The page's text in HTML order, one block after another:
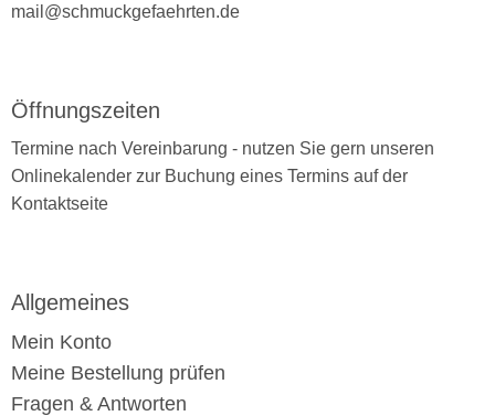
mail@schmuckgefaehrten.de
Öffnungszeiten
Termine nach Vereinbarung - nutzen Sie gern unseren
Onlinekalender zur Buchung eines Termins auf der
Kontaktseite
Allgemeines
Mein Konto
Meine Bestellung prüfen
Fragen & Antworten